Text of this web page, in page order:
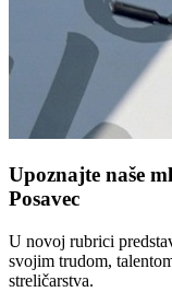
Upoznajte naše
Posavec
U novoj rubrici
svojim trudom,
streličarstva.